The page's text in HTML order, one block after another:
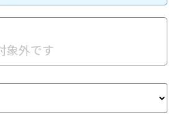
象外です